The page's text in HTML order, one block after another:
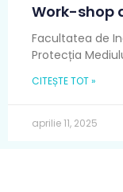
Work-shop
Facultatea de
Protecția
CITEȘTE TOT »
aprilie 11, 2025